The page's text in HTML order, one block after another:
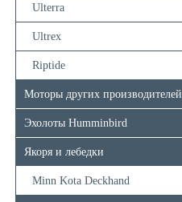
Ulterra
Ultrex
Riptide
Моторы других производителей
Эхолоты Humminbird
Якоря и лебедки
Minn Kota Deckhand